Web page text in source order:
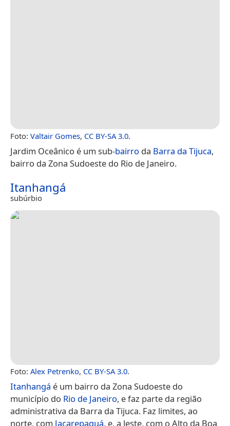
Foto: Valtair Gomes, CC BY-SA 3.0.
Jardim Oceânico é um sub-bairro da Barra da Tijuca,
bairro da Zona Sudoeste do Rio de Janeiro.
Itanhangá
subúrbio
Foto: Alex Petrenko, CC BY-SA 3.0.
Itanhangá é um bairro da Zona Sudoeste do
município do Rio de Janeiro, e faz parte da região
administrativa da Barra da Tijuca. Faz limites, ao
norte, com Jacarepaguá, e, a leste, com o Alto da Boa